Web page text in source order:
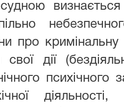
про кримінальну
свої дії
психічного